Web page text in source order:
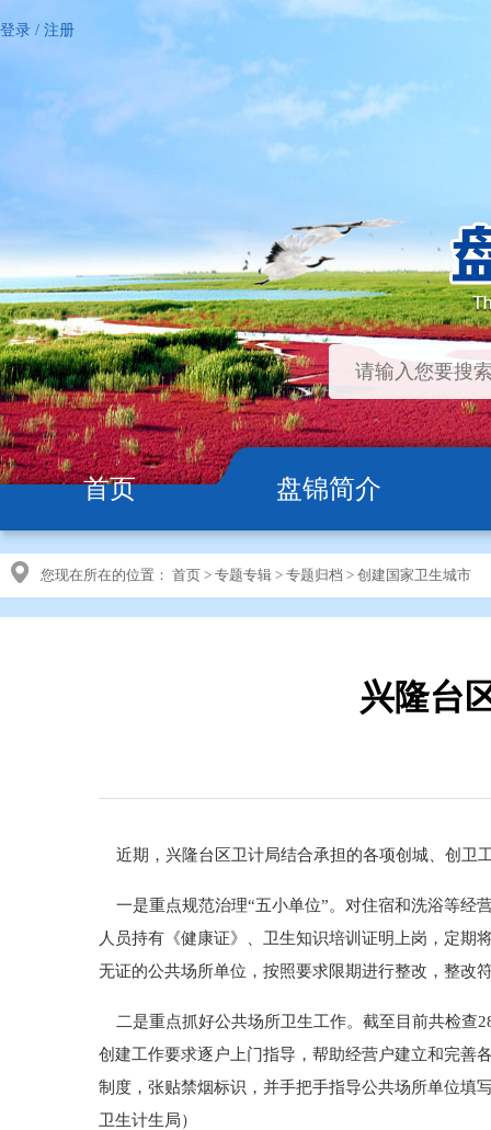
登录 / 注册
首页 盘锦简介
您现在所在的位置： 首页 > 专题专辑 > 专题归档 > 创建国家卫生城市
兴隆台
近期，兴隆台区卫计局结合承担的各项创城、创卫
一是重点规范治理“五小单位”。对住宿和洗浴等经
人员持有《健康证》、卫生知识培训证明上岗，定期
无证的公共场所单位，按照要求限期进行整改，整改
二是重点抓好公共场所卫生工作。截至目前共检查
创建工作要求逐户上门指导，帮助经营户建立和完善
制度，张贴禁烟标识，并手把手指导公共场所单位填
卫生计生局）